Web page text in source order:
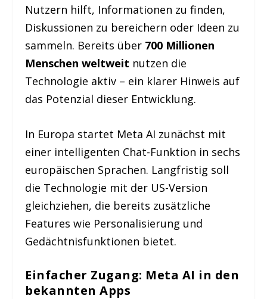
Nutzern hilft, Informationen zu finden,
Diskussionen zu bereichern oder Ideen zu
sammeln. Bereits über 700 Millionen
Menschen weltweit nutzen die
Technologie aktiv – ein klarer Hinweis auf
das Potenzial dieser Entwicklung.
In Europa startet Meta AI zunächst mit
einer intelligenten Chat-Funktion in sechs
europäischen Sprachen. Langfristig soll
die Technologie mit der US-Version
gleichziehen, die bereits zusätzliche
Features wie Personalisierung und
Gedächtnisfunktionen bietet.
Einfacher Zugang: Meta AI in den
bekannten Apps